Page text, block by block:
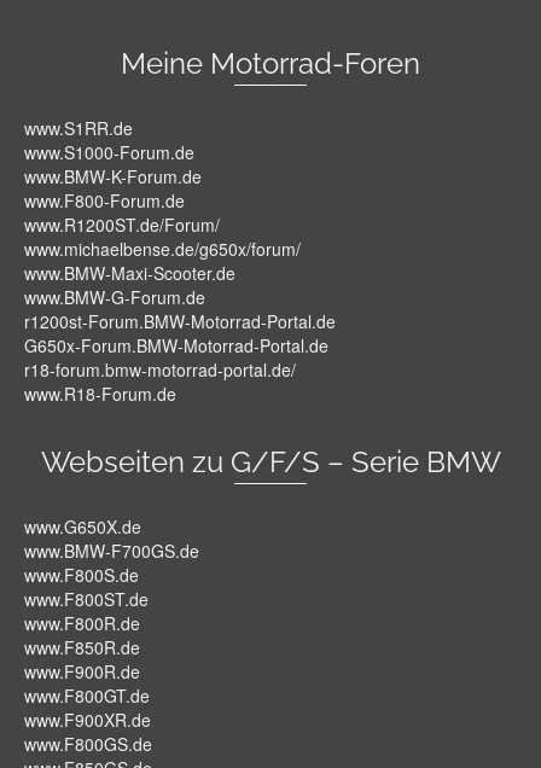
Meine Motorrad-Foren
www.S1RR.de
www.S1000-Forum.de
www.BMW-K-Forum.de
www.F800-Forum.de
www.R1200ST.de/Forum/
www.michaelbense.de/g650x/forum/
www.BMW-Maxi-Scooter.de
www.BMW-G-Forum.de
r1200st-Forum.BMW-Motorrad-Portal.de
G650x-Forum.BMW-Motorrad-Portal.de
r18-forum.bmw-motorrad-portal.de/
www.R18-Forum.de
Webseiten zu G/F/S – Serie BMW
www.G650X.de
www.BMW-F700GS.de
www.F800S.de
www.F800ST.de
www.F800R.de
www.F850R.de
www.F900R.de
www.F800GT.de
www.F900XR.de
www.F800GS.de